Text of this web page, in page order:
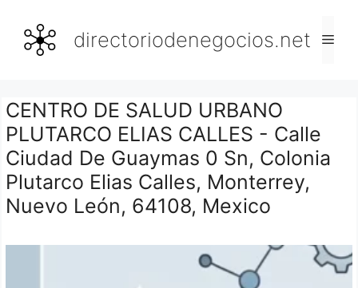
contenido
directoriodenegocios.net
CENTRO DE SALUD URBANO
PLUTARCO ELIAS CALLES - Calle
Ciudad De Guaymas 0 Sn, Colonia
Plutarco Elias Calles, Monterrey,
Nuevo León, 64108, Mexico